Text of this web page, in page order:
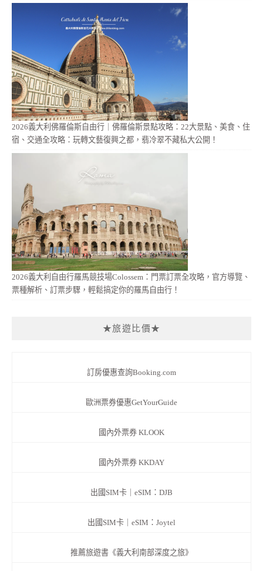
2026義大利佛羅倫斯自由行｜佛羅倫斯景點攻略：22大景點、美食、住
宿、交通全攻略：玩轉文藝復興之都，翡冷翠不藏私大公開！
2026義大利自由行羅馬競技場Colossem：門票訂票全攻略，官方導覽、
票種解析、訂票步驟，輕鬆搞定你的羅馬自由行！
★旅遊比價★
訂房優惠查詢Booking.com
歐洲票券優惠GetYourGuide
國內外票券 KLOOK
國內外票券 KKDAY
出國SIM卡｜eSIM：DJB
出國SIM卡｜eSIM：Joytel
推薦旅遊書《義大利南部深度之旅》